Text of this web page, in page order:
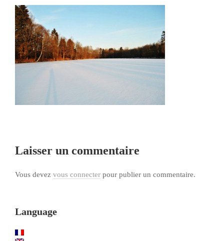
Laisser un commentaire
Vous devez vous connecter pour publier un commentaire.
Language